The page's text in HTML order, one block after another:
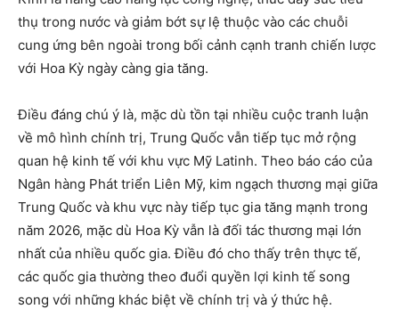
thụ trong nước và giảm bớt sự lệ thuộc vào các chuỗi
cung ứng bên ngoài trong bối cảnh cạnh tranh chiến lược
với Hoa Kỳ ngày càng gia tăng.
Điều đáng chú ý là, mặc dù tồn tại nhiều cuộc tranh luận
về mô hình chính trị, Trung Quốc vẫn tiếp tục mở rộng
quan hệ kinh tế với khu vực Mỹ Latinh. Theo báo cáo của
Ngân hàng Phát triển Liên Mỹ, kim ngạch thương mại giữa
Trung Quốc và khu vực này tiếp tục gia tăng mạnh trong
năm 2026, mặc dù Hoa Kỳ vẫn là đối tác thương mại lớn
nhất của nhiều quốc gia. Điều đó cho thấy trên thực tế,
các quốc gia thường theo đuổi quyền lợi kinh tế song
song với những khác biệt về chính trị và ý thức hệ.